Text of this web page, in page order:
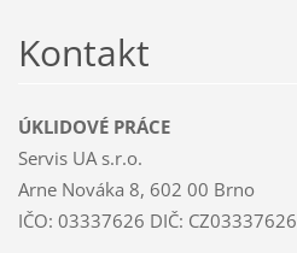
Kontakt
ÚKLIDOVÉ PRÁCE
Servis UA s.r.o.
Arne Nováka 8, 602 00 Brno
IČO: 03337626 DIČ: CZ03337626